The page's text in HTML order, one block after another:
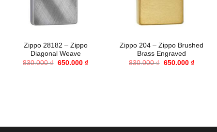
Zippo 28182 – Zippo
Diagonal Weave
830.000₫ Giá
650.000 ₫Giá
Zippo 204 – Zippo Brushed
Brass Engraved
830.000₫ Giá
650.000 ₫Giá